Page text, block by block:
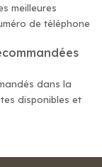
meilleures
de téléphone
dans la
disponibles et